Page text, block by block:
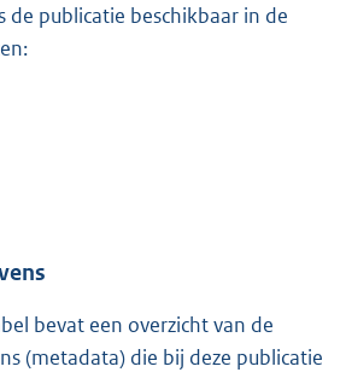
de publicatie beschikbaar in de
bevat een overzicht van de
(metadata) die bij deze publicatie